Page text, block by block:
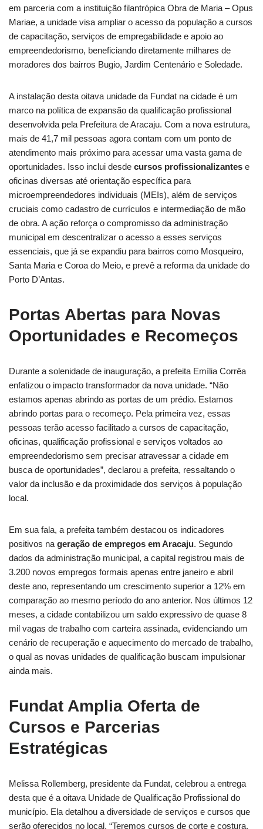
em parceria com a instituição filantrópica Obra de Maria – Opus
Mariae, a unidade visa ampliar o acesso da população a cursos
de capacitação, serviços de empregabilidade e apoio ao
empreendedorismo, beneficiando diretamente milhares de
moradores dos bairros Bugio, Jardim Centenário e Soledade.
A instalação desta oitava unidade da Fundat na cidade é um
marco na política de expansão da qualificação profissional
desenvolvida pela Prefeitura de Aracaju. Com a nova estrutura,
mais de 41,7 mil pessoas agora contam com um ponto de
atendimento mais próximo para acessar uma vasta gama de
oportunidades. Isso inclui desde cursos profissionalizantes e
oficinas diversas até orientação específica para
microempreendedores individuais (MEIs), além de serviços
cruciais como cadastro de currículos e intermediação de mão
de obra. A ação reforça o compromisso da administração
municipal em descentralizar o acesso a esses serviços
essenciais, que já se expandiu para bairros como Mosqueiro,
Santa Maria e Coroa do Meio, e prevê a reforma da unidade do
Porto D’Antas.
Portas Abertas para Novas
Oportunidades e Recomeços
Durante a solenidade de inauguração, a prefeita Emília Corrêa
enfatizou o impacto transformador da nova unidade. “Não
estamos apenas abrindo as portas de um prédio. Estamos
abrindo portas para o recomeço. Pela primeira vez, essas
pessoas terão acesso facilitado a cursos de capacitação,
oficinas, qualificação profissional e serviços voltados ao
empreendedorismo sem precisar atravessar a cidade em
busca de oportunidades”, declarou a prefeita, ressaltando o
valor da inclusão e da proximidade dos serviços à população
local.
Em sua fala, a prefeita também destacou os indicadores
positivos na geração de empregos em Aracaju. Segundo
dados da administração municipal, a capital registrou mais de
3.200 novos empregos formais apenas entre janeiro e abril
deste ano, representando um crescimento superior a 12% em
comparação ao mesmo período do ano anterior. Nos últimos 12
meses, a cidade contabilizou um saldo expressivo de quase 8
mil vagas de trabalho com carteira assinada, evidenciando um
cenário de recuperação e aquecimento do mercado de trabalho,
o qual as novas unidades de qualificação buscam impulsionar
ainda mais.
Fundat Amplia Oferta de
Cursos e Parcerias
Estratégicas
Melissa Rollemberg, presidente da Fundat, celebrou a entrega
desta que é a oitava Unidade de Qualificação Profissional do
município. Ela detalhou a diversidade de serviços e cursos que
serão oferecidos no local. “Teremos cursos de corte e costura,